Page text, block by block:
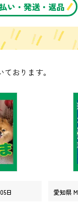
い・発送・返品
おります。
日 愛知県